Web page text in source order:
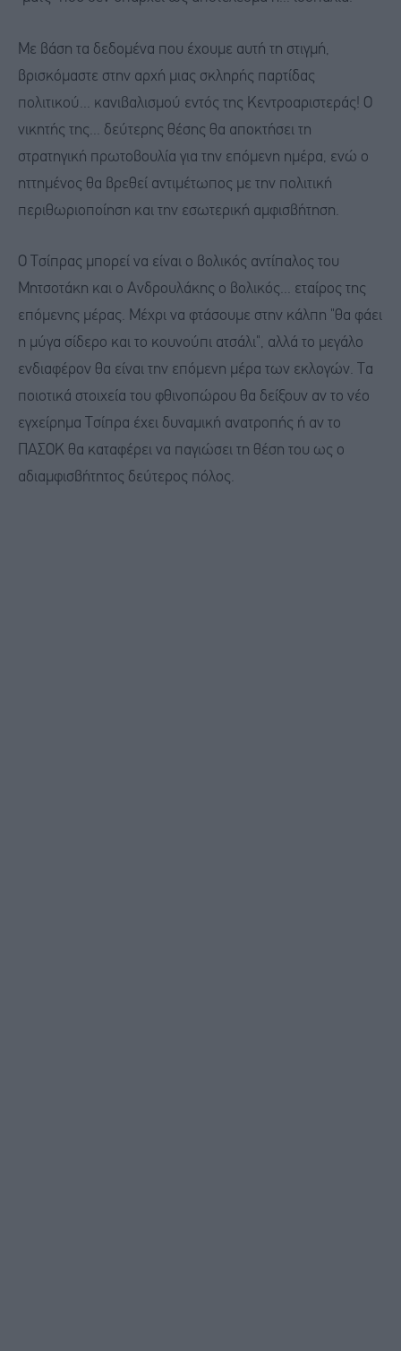
Με βάση τα δεδομένα που έχουμε αυτή τη στιγμή,
βρισκόμαστε στην αρχή μιας σκληρής παρτίδας
πολιτικού... κανιβαλισμού εντός της Κεντροαριστεράς! Ο
νικητής της... δεύτερης θέσης θα αποκτήσει τη
στρατηγική πρωτοβουλία για την επόμενη ημέρα, ενώ ο
ηττημένος θα βρεθεί αντιμέτωπος με την πολιτική
περιθωριοποίηση και την εσωτερική αμφισβήτηση.
Ο Τσίπρας μπορεί να είναι ο βολικός αντίπαλος του
Μητσοτάκη και ο Ανδρουλάκης ο βολικός... εταίρος της
επόμενης μέρας. Μέχρι να φτάσουμε στην κάλπη "θα φάει
η μύγα σίδερο και το κουνούπι ατσάλι", αλλά το μεγάλο
ενδιαφέρον θα είναι την επόμενη μέρα των εκλογών. Τα
ποιοτικά στοιχεία του φθινοπώρου θα δείξουν αν το νέο
εγχείρημα Τσίπρα έχει δυναμική ανατροπής ή αν το
ΠΑΣΟΚ θα καταφέρει να παγιώσει τη θέση του ως ο
αδιαμφισβήτητος δεύτερος πόλος.